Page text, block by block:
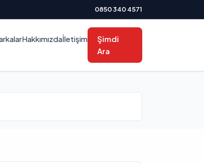
0850 340 4571
Hakkımızdaİletişim
Şimdi
Ara